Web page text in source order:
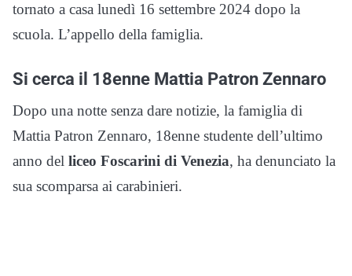
tornato a casa lunedì 16 settembre 2024 dopo la
scuola. L’appello della famiglia.
Si cerca il 18enne Mattia Patron Zennaro
Dopo una notte senza dare notizie, la famiglia di
Mattia Patron Zennaro, 18enne studente dell’ultimo
anno del liceo Foscarini di Venezia, ha denunciato la
sua scomparsa ai carabinieri.